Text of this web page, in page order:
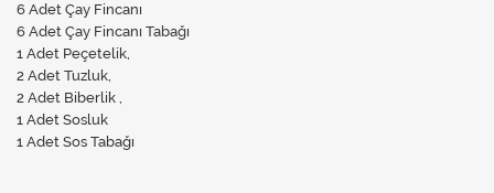
6 Adet Çay Fincanı
6 Adet Çay Fincanı Tabağı
1 Adet Peçetelik,
2 Adet Tuzluk,
2 Adet Biberlik ,
1 Adet Sosluk
1 Adet Sos Tabağı